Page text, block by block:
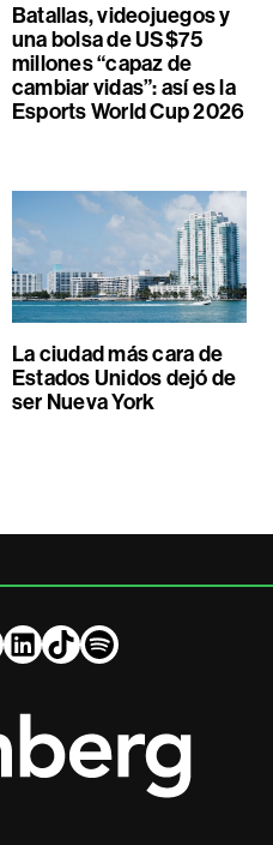
Batallas, videojuegos y
una bolsa de US$75
millones “capaz de
cambiar vidas”: así es la
Esports World Cup 2026
La ciudad más cara de
Estados Unidos dejó de
ser Nueva York